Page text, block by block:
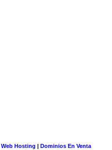
Web Hosting | Dominios En Venta